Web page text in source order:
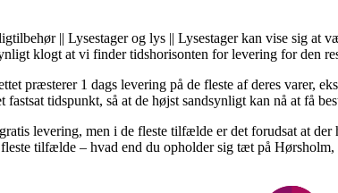
|| Lysestager og lys || Lysestager kan vise sig
klogt at vi finder tidshorisonten for levering for den
præsterer 1 dags levering på de fleste af deres varer,
fastsat tidspunkt, så at de højst sandsynligt kan nå at få
levering, men i de fleste tilfælde er det forudsat at
tilfælde – hvad end du opholder sig tæt på